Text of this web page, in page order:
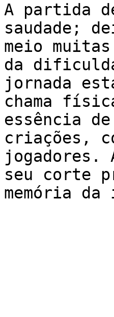
A partida
saudade;
meio
da
jornada
chama
essência
criações,
jogadores.
seu corte
memória